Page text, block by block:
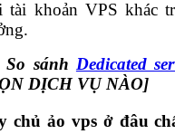
khoản VPS khác
So sánh Dedicated
DỊCH VỤ NÀO]
chủ ảo vps ở đâu